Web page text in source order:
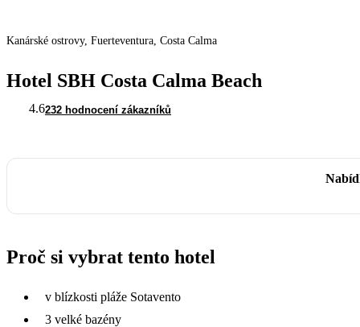
Kanárské ostrovy, Fuerteventura, Costa Calma
Hotel SBH Costa Calma Beach
4.6232 hodnocení zákazníků
Proč si vybrat tento hotel
v blízkosti pláže Sotavento
3 velké bazény